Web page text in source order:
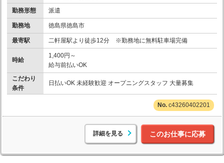
勤務形態 派遣
勤務地 徳島県徳島市
最寄駅 二軒屋駅より徒歩12分 ※勤務地に無料駐車場完備
時給
1,400円～
給与前払いOK
こだわり
条件
日払いOK 未経験歓迎 オープニングスタッフ 大量募集
c43260402201
詳細を見る このお仕事に応募